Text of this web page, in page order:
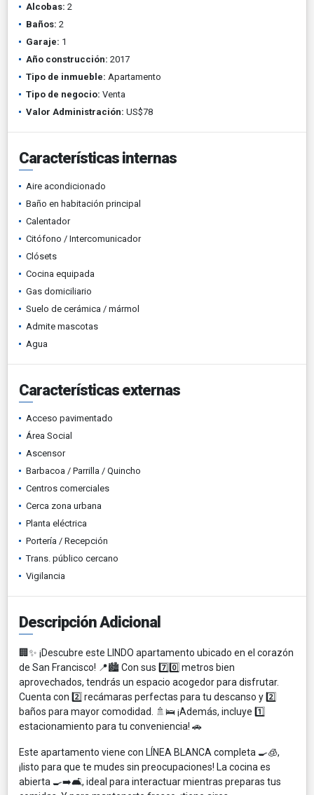
Alcobas: 2
Baños: 2
Garaje: 1
Año construcción: 2017
Tipo de inmueble: Apartamento
Tipo de negocio: Venta
Valor Administración: US$78
Características internas
Aire acondicionado
Baño en habitación principal
Calentador
Citófono / Intercomunicador
Clósets
Cocina equipada
Gas domiciliario
Suelo de cerámica / mármol
Admite mascotas
Agua
Características externas
Acceso pavimentado
Área Social
Ascensor
Barbacoa / Parrilla / Quincho
Centros comerciales
Cerca zona urbana
Planta eléctrica
Portería / Recepción
Trans. público cercano
Vigilancia
Descripción Adicional
🏢✨ ¡Descubre este LINDO apartamento ubicado en el corazón
de San Francisco! 📍🏙️ Con sus 7️⃣0️⃣ metros bien
aprovechados, tendrás un espacio acogedor para disfrutar.
Cuenta con 2️⃣ recámaras perfectas para tu descanso y 2️⃣
baños para mayor comodidad. 🚿🛌 ¡Además, incluye 1️⃣
estacionamiento para tu conveniencia! 🚗
Este apartamento viene con LÍNEA BLANCA completa 🍳🧊,
¡listo para que te mudes sin preocupaciones! La cocina es
abierta 🍳➡️🛋️, ideal para interactuar mientras preparas tus